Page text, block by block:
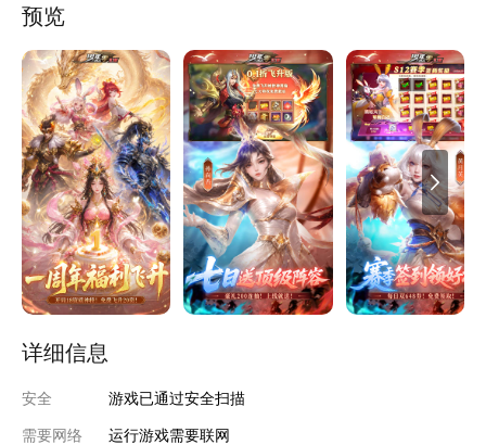
周庆典】完成任务即可直升5星18资质孙策，更有孙策飞升材料+专
属士兵虎符免费获得 ★游戏礼包请在爱吾悬浮窗“礼包中心”领取。
★反馈问题请在爱吾悬浮窗点击“在线客服” ★关注爱吾微信公众
号：aiwuyouxi了解更多游戏资讯
4×4布阵，独创颠覆性策略卡牌玩法！三国名将划至重、轻、步、
奇制胜！
【公平竞技，跨服争锋】
全新赛季制玩法，豪华福利，多样副本等你探索！实时匹配，激烈
对决一触即发！
【军师控场，奇计百出】
军师出战，神机妙算掌控全局！技能融合、威力叠加，实时决策、
局势扭转，尽享即时战略快感！
【猛将强兵，自由搭配】
不同流派，豪华阵容，打造极富创意的战斗体系。小兵能逆袭，武
将皆C位！快来pick你心目中的神将精兵！
预览
详细信息
安全 游戏已通过安全扫描
需要网络 运行游戏需要联网